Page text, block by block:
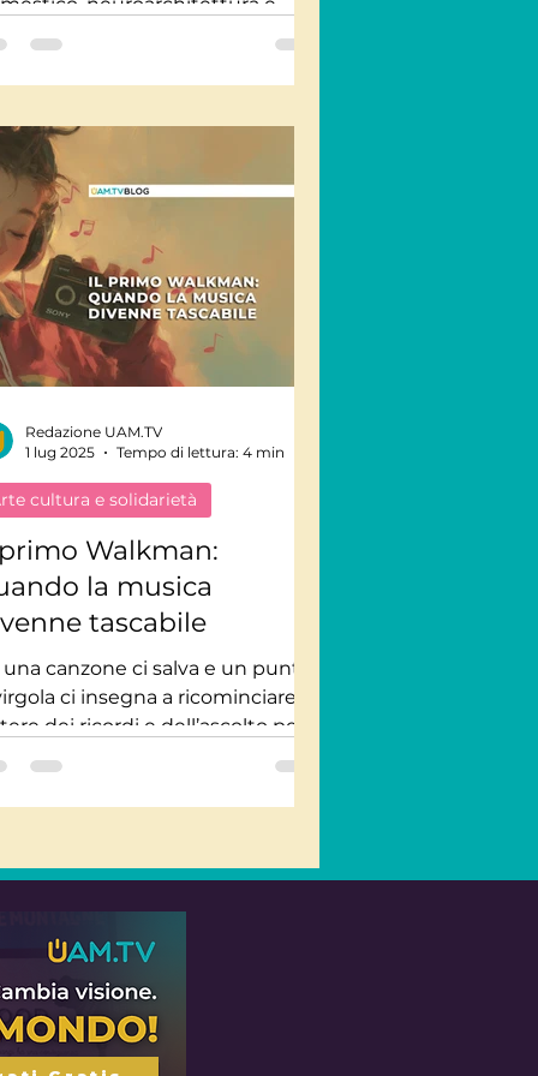
Shui possono influenzare
Walkman:
la musica
tascabile
una canzone ci salva e un punto
ci insegna a ricominciare: il
dei ricordi e dell’ascolto per
la bellezza...
cultura e solidarietà
Redazione UAM.TV
1 lug 2025
Tempo di lettura: 4 min